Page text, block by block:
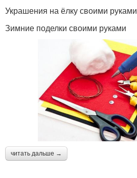
Украшения на ёлку своими руками
Зимние поделки своими руками
читать дальше →